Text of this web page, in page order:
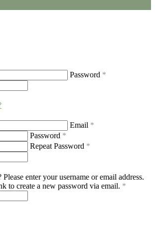
Password *
Email *
Password *
Repeat Password *
enter your username or email address.
to create a new password via email. *